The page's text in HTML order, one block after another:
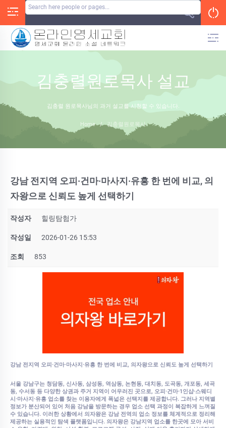
김충렬원로목사 설교
김충렬 원로목사님의 과거 설교를 시청할 수 있습니다.
Home / 김충렬원로목사
강남 전지역 오피·건마·마사지·유흥 한 번에 비교, 의
자왕으로 신뢰도 높게 선택하기
작성자 힐링탐험가
작성일 2026-01-26 15:53
조회 853
강남 전지역 오피·건마·마사지·유흥 한 번에 비교, 의자왕으로 신뢰도 높게 선택하기
서울 강남구는 청담동, 신사동, 삼성동, 역삼동, 논현동, 대치동, 도곡동, 개포동, 세곡
동, 수서동 등 다양한 상권과 주거 지역이 어우러진 곳으로, 오피·건마·1인샵·스웨디
시·마사지·유흥 업소를 찾는 이용자에게 폭넓은 선택지를 제공합니다. 그러나 지역별
정보가 분산되어 있어 처음 강남을 방문하는 경우 업소 선택 과정이 복잡하게 느껴질
수 있습니다. 이러한 상황에서 의자왕은 강남 전역의 업소 정보를 체계적으로 정리해
제공하는 실용적인 탐색 플랫폼입니다. 의자왕은 강남지역 업소를 한곳에 모아 서비